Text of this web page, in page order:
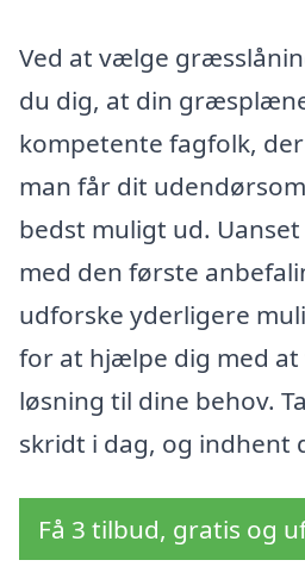
Ved at vælge
du dig, at din
kompetente fagfolk,
man får dit
bedst muligt ud.
med den første
udforske yderligere
for at hjælpe dig med
løsning til dine behov.
skridt i dag, og indhent
Få 3 tilbud, gratis og